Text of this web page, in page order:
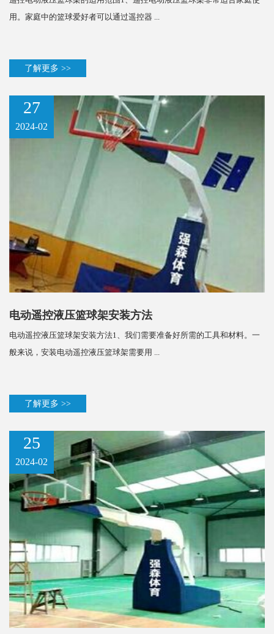
用。家庭中的篮球爱好者可以通过遥控器 ...
了解更多 >>
27
2024-02
电动遥控液压篮球架安装方法
电动遥控液压篮球架安装方法1、我们需要准备好所需的工具和材料。一
般来说，安装电动遥控液压篮球架需要用 ...
了解更多 >>
25
2024-02